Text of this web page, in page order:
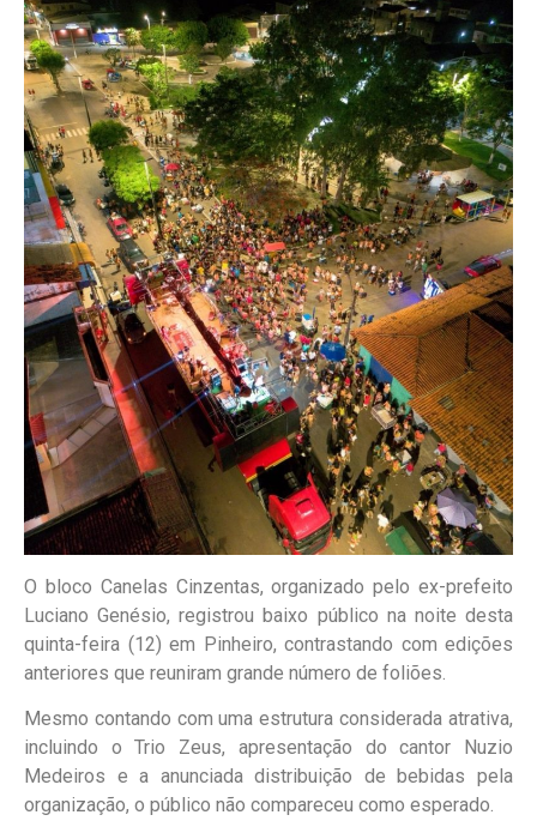
O bloco Canelas Cinzentas, organizado pelo ex-prefeito
Luciano Genésio, registrou baixo público na noite desta
quinta-feira (12) em Pinheiro, contrastando com edições
anteriores que reuniram grande número de foliões.
Mesmo contando com uma estrutura considerada atrativa,
incluindo o Trio Zeus, apresentação do cantor Nuzio
Medeiros e a anunciada distribuição de bebidas pela
organização, o público não compareceu como esperado.